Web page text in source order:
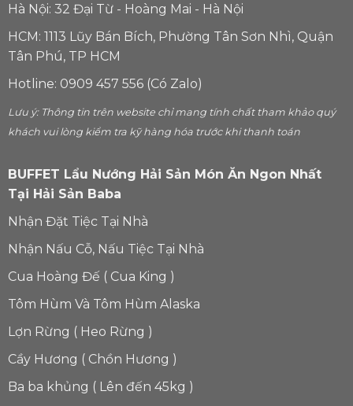
Hà Nội: 32 Đại Từ - Hoàng Mai - Hà Nội
HCM: 1113 Lũy Bán Bích, Phường Tân Sơn Nhì, Quận
Tân Phú, TP HCM
Hotline: 0909 457 556 (Có Zalo)
Lưu ý: Thông tin trên website chỉ mang tính chất tham khảo quý
khách vui lòng kiểm tra kỹ hàng hóa trước khi thanh toán
BUFFET Lẩu Nướng Hải Sản Món Ăn Ngon Nhất
Tại Hải Sản Baba
Nhận Đặt Tiệc Tại Nhà
Nhận Nấu Cỗ, Nấu Tiệc Tại Nhà
Cua Hoàng Đế ( Cua King )
Tôm Hùm Và Tôm Hùm Alaska
Lợn Rừng ( Heo Rừng )
Cầy Hương ( Chồn Hương )
Ba ba khủng ( Lên đến 45kg )